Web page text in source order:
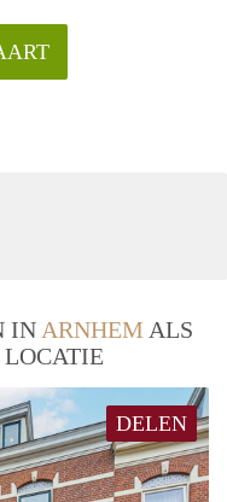
IN ARNHEM ALS
LOCATIE
DELEN